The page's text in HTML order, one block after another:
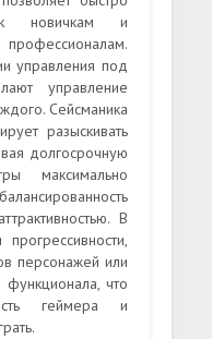
новичкам и
управления под
управление
Сейсманика
разыскивать
долгосрочную
максимально
В
персонажей или
функционала, что
геймера и